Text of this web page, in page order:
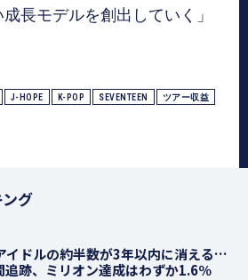
長モデルを創出していく」
J-HOPE K-POP SEVENTEEN ツアー収益
グ
イドルの約半数が3年以内に消える…
跡、ミリオン達成はわずか1.6％